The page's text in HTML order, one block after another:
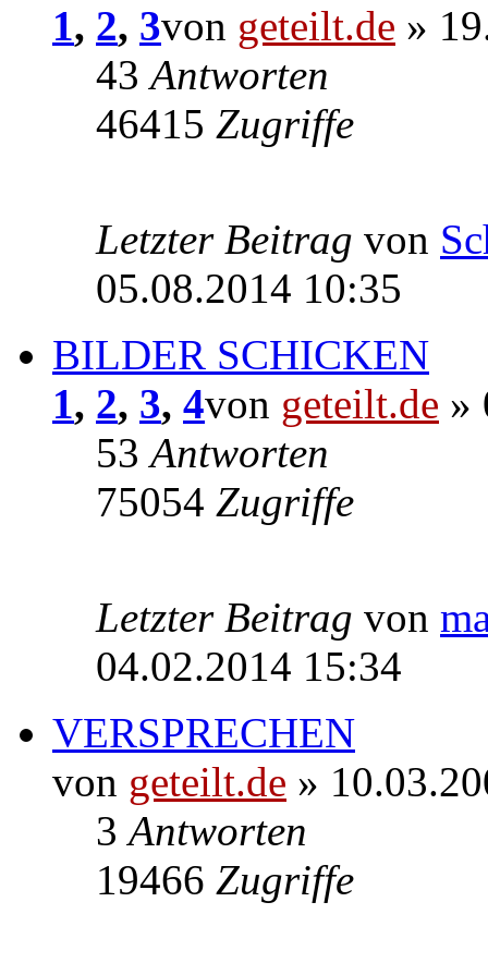
1, 2, 3von geteilt.de »
43Antworten
46415 Zugriffe
Letzter Beitrag von
05.08.2014 10:35
BILDER SCHICKEN
1, 2, 3, 4von geteilt.de »
53Antworten
75054 Zugriffe
Letzter Beitrag von
04.02.2014 15:34
VERSPRECHEN
von geteilt.de »
3Antworten
19466 Zugriffe